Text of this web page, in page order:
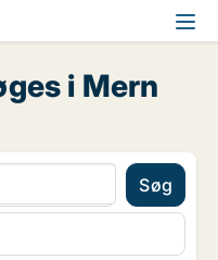
i Mern
Søg